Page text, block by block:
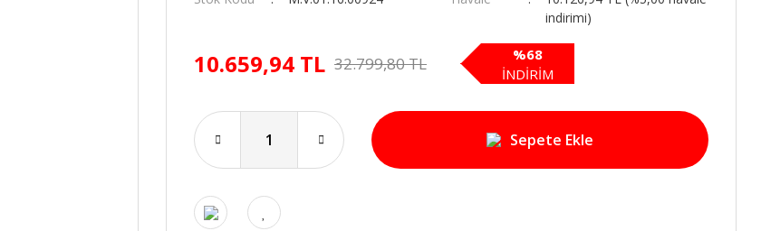
indirimi)
10.659,94 TL 32.799,80 TL
%68
İNDİRİM
Sepete Ekle